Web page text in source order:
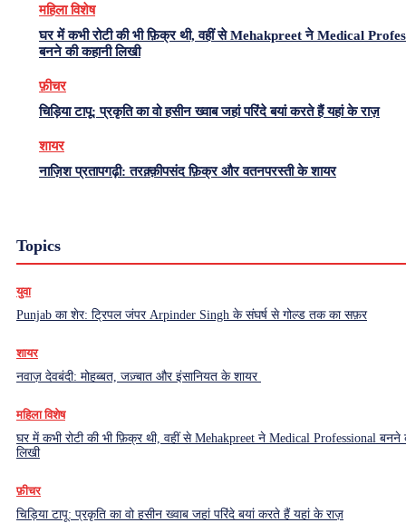
महिला विशेष
घर में कभी रोटी की भी फ़िक्र थी, वहीं से Mehakpreet ने Medical
बनने की कहानी लिखी
फ़ीचर
चिड़िया टापू: प्रकृति का वो हसीन ख्वाब जहां परिंदे बयां करते हैं यहां के राज़
शायर
नाज़िश प्रतापगढ़ी: तरक़्क़ीपसंद फ़िक्र और वतनपरस्ती के शायर
Topics
युवा
Punjab का शेर: ट्रिपल जंपर Arpinder Singh के संघर्ष से गोल्ड तक का सफ़र
शायर
नवाज़ देवबंदी: मोहब्बत, जज़्बात और इंसानियत के शायर
महिला विशेष
घर में कभी रोटी की भी फ़िक्र थी, वहीं से Mehakpreet ने Medical Professional बनने
लिखी
फ़ीचर
चिड़िया टापू: प्रकृति का वो हसीन ख्वाब जहां परिंदे बयां करते हैं यहां के राज़